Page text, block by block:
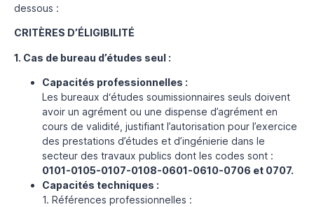
dessous :
CRITÈRES D’ÉLIGIBILITÉ
1. Cas de bureau d’études seul :
Capacités professionnelles :
Les bureaux d‘études soumissionnaires seuls doivent
avoir un agrément ou une dispense d’agrément en
cours de validité, justifiant l’autorisation pour l’exercice
des prestations d’études et d’ingénierie dans le
secteur des travaux publics dont les codes sont :
0101-0105-0107-0108-0601-0610-0706 et 0707.
Capacités techniques :
1. Références professionnelles :